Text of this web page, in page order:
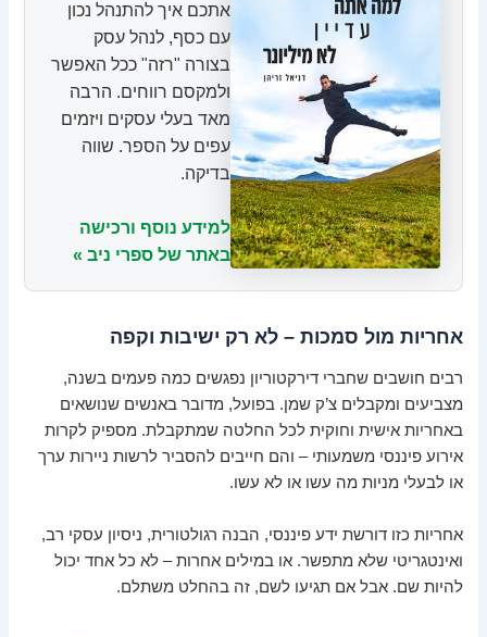
אתכם איך להתנהל נכון
עם כסף, לנהל עסק
בצורה "רזה" ככל האפשר
ולמקסם רווחים. הרבה
מאד בעלי עסקים ויזמים
עפים על הספר. שווה
בדיקה.
למידע נוסף ורכישה
באתר של ספרי ניב »
אחריות מול סמכות – לא רק ישיבות וקפה
רבים חושבים שחברי דירקטוריון נפגשים כמה פעמים בשנה,
מצביעים ומקבלים צ’ק שמן. בפועל, מדובר באנשים שנושאים
באחריות אישית וחוקית לכל החלטה שמתקבלת. מספיק לקרות
אירוע פיננסי משמעותי – והם חייבים להסביר לרשות ניירות ערך
או לבעלי מניות מה עשו או לא עשו.
אחריות כזו דורשת ידע פיננסי, הבנה רגולטורית, ניסיון עסקי רב,
ואינטגריטי שלא מתפשר. או במילים אחרות – לא כל אחד יכול
להיות שם. אבל אם תגיעו לשם, זה בהחלט משתלם.